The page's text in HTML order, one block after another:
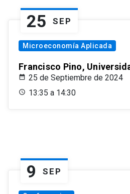
25 SEP
Microeconomía Aplicada
Francisco Pino,
25 de Septiembre de 2024
13:35 a 14:30
9 SEP